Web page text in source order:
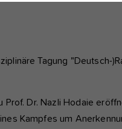
Tagung "Deutsch-
Prof. Dr. Nazli Hodaie
Kampfes um
Tracking und
anzeigen